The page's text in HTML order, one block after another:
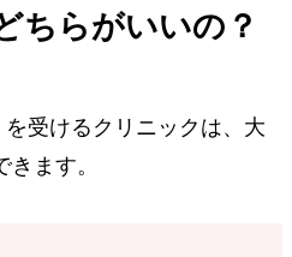
ちらがいいの？
受けるクリニックは、大
ます。